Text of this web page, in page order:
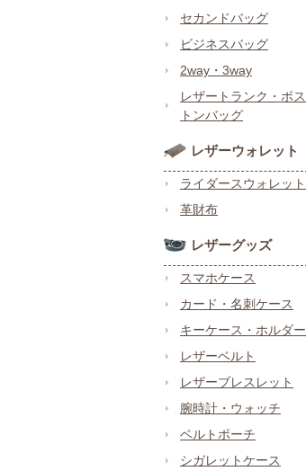
セカンドバッグ
ビジネスバッグ
2way・3way
レザートランク・ボス
トンバッグ
レザーウォレット
ライダースウォレット
革財布
レザーグッズ
スマホケース
カード・名刺ケース
キーケース・ホルダー
レザーベルト
レザーブレスレット
腕時計・ウォッチ
ベルトポーチ
シガレットケース